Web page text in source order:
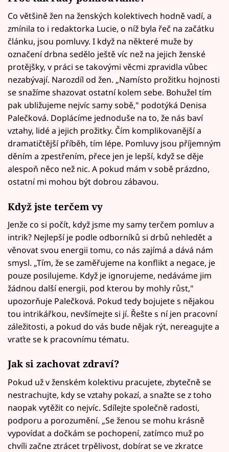
Co většině žen na ženských kolektivech hodně vadí, a
zmínila to i redaktorka Lucie, o níž byla řeč na začátku
článku, jsou pomluvy. I když na některé muže by
označení drbna sedělo ještě víc než na jejich ženské
protějšky, v práci se takovými věcmi zpravidla vůbec
nezabývají. Narozdíl od žen. „Namísto prožitku hojnosti
se snažíme shazovat ostatní kolem sebe. Bohužel tím
pak ubližujeme nejvíc samy sobě," podotýká Denisa
Palečková. Doplácíme jednoduše na to, že nás baví
vztahy, lidé a jejich prožitky. Čím komplikovanější a
dramatičtější příběh, tím lépe. Pomluvy jsou příjemným
děním a zpestřením, přece jen je lepší, když se děje
alespoň něco než nic. A pokud mám v sobě prázdno,
ostatní mi mohou být dobrou zábavou.
Když jste terčem vy
Jenže co si počít, když jsme my samy terčem pomluv a
intrik? Nejlepší je podle odborníků si drbů nehledět a
věnovat svou energii tomu, co nás zajímá a dává nám
smysl. „Tím, že se zaměřujeme na konflikt a negace, je
pouze posilujeme. Když je ignorujeme, nedáváme jim
žádnou další energii, pod kterou by mohly růst,"
upozorňuje Palečková. Pokud tedy bojujete s nějakou
tou intrikářkou, nevšímejte si jí. Řešte s ní jen pracovní
záležitosti, a pokud do vás bude nějak rýt, nereagujte a
vraťte se k pracovnímu tématu.
Jak si zachovat zdraví?
Pokud už v ženském kolektivu pracujete, zbytečně se
nestrachujte, kdy se vztahy pokazí, a snažte se z toho
naopak vytěžit co nejvíc. Sdílejte společně radosti,
podporu a porozumění. „Se ženou se mohu krásně
vypovídat a dočkám se pochopení, zatímco muž po
chvíli začne ztrácet trpělivost, dobírat se ve zkratce